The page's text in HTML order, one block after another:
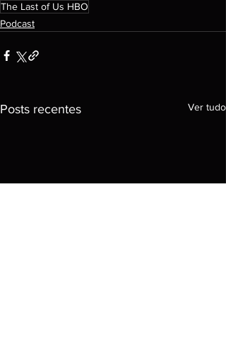
The Last of Us HBO
Podcast
Posts recentes Ver tudo